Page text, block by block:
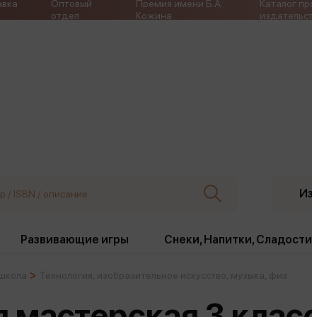
Оптовый
отдел
Премия имени Б.А.
Кожина
Каталог
Развивающие игры Снеки, Напитки, Сладости